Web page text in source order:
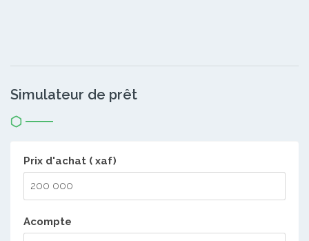
Simulateur de prêt
Prix d'achat ( xaf)
Acompte